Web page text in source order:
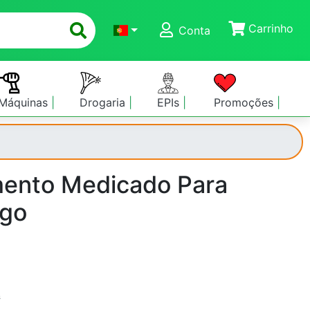
Conta
Carrinho
Drogaria EPIs Promoções
Medicado Para